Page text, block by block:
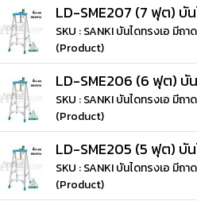
LD-SME207 (7 ฟุต) บั
SKU : SANKI บันไดทรงเอ มีถ
(Product)
LD-SME206 (6 ฟุต) บั
SKU : SANKI บันไดทรงเอ มีถ
(Product)
LD-SME205 (5 ฟุต) บั
SKU : SANKI บันไดทรงเอ มีถ
(Product)